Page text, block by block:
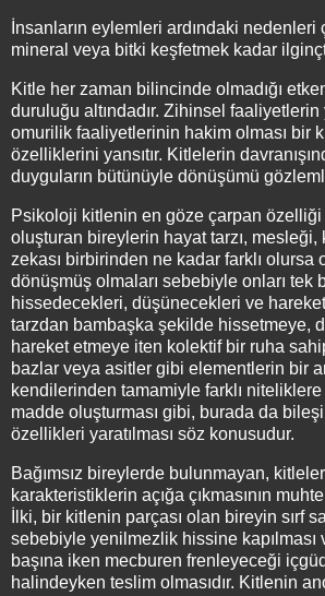
İnsanların eylemleri ardındaki
mineral veya bitki keşfetmek kadar
Kitle her zaman bilincinde olmadığı
duruluğu altındadır. Zihinsel faaliyetlerin
omurilik faaliyetlerinin hakim olması bir
özelliklerini yansıtır. Kitlelerin
duyguların bütünüyle dönüşümü
Psikoloji kitlenin en göze çarpan özelliği
oluşturan bireylerin hayat tarzı, mesleği,
zekası birbirinden ne kadar farklı olursa
dönüşmüş olmaları sebebiyle onları tek
hissedecekleri, düşünecekleri ve
tarzdan bambaşka şekilde hissetmeye,
hareket etmeye iten kolektif bir ruha
bazlar veya asitler gibi elementlerin bir
kendilerinden tamamiyle farklı
madde oluşturması gibi, burada da
özellikleri yaratılması söz konusudur.
Bağımsız bireylerde bulunmayan,
karakteristiklerin açığa çıkmasının
İlki, bir kitlenin parçası olan bireyin sırf
sebebiyle yenilmezlik hissine kapılması
başına iken mecburen frenleyeceği
halindeyken teslim olmasıdır. Kitlenin